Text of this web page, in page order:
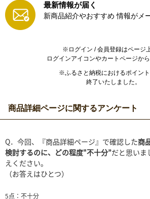
最新情報が届く
新商品紹介やおすすめ 情報がメ
※ログイン / 会員登録はページ
ログインアイコンやカートページから
※ふるさと納税におけるポイン
終了いたしました。
商品詳細ページに関するアンケート